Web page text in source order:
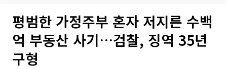
평범한 가정주부 혼자 저지른 수백
억 부동산 사기…검찰, 징역 35년
구형